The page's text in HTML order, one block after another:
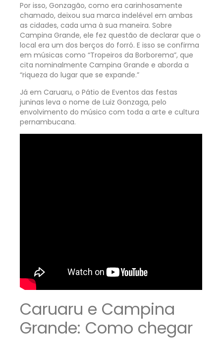
Por isso, Gonzagão, como era carinhosamente
chamado, deixou sua marca indelével em ambas
as cidades, cada uma à sua maneira. Sobre
Campina Grande, ele fez questão de declarar que o
local era um dos berços do forró. E isso se confirma
em músicas como “Tropeiros da Borborema”, que
cita nominalmente Campina Grande e aborda a
“riqueza do lugar que se expande.”
Já em Caruaru, o Pátio de Eventos das festas
juninas leva o nome de Luiz Gonzaga, pelo
envolvimento do músico com toda a arte e cultura
pernambucana.
Caruaru e Campina
Grande: Como chegar